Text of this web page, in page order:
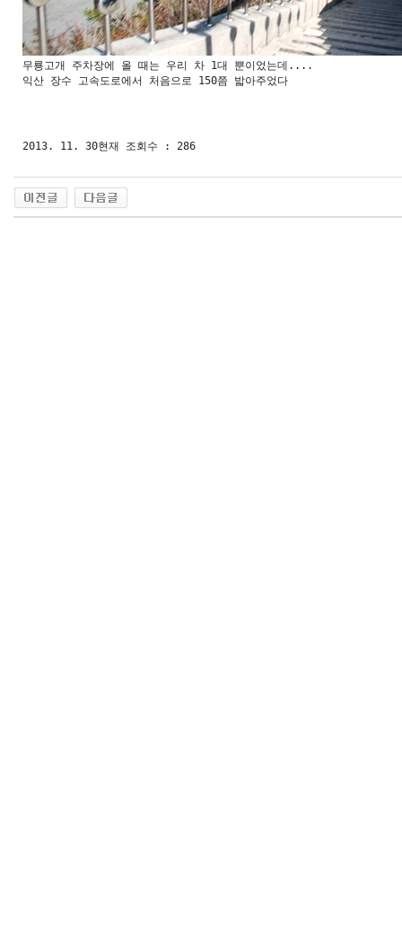
무룡고개 주차장에 올 때는 우리 차 1대 뿐이었는데....
익산 장수 고속도로에서 처음으로 150쯤 밟아주었다
2013. 11. 30현재 조회수 : 286